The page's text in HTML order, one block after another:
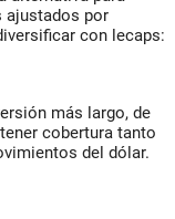
ajustados por
con lecaps:
más largo, de
cobertura tanto
del dólar.